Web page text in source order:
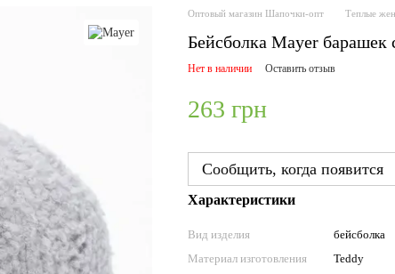
Оптовый магазин Шапочки-опт Теплые
Бейсболка Mayer барашек
Нет в наличии Оставить отзыв
263 грн
Сообщить, когда появится
Характеристики
Вид изделия
бейсболка
Материал изготовления
Teddy